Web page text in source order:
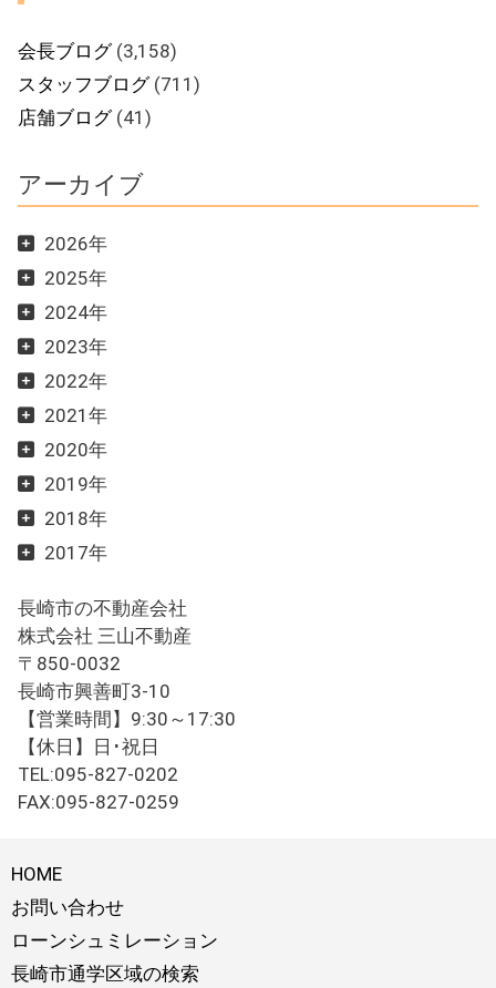
会長ブログ(3,158)
スタッフブログ(711)
店舗ブログ(41)
アーカイブ
2026年
2025年
2024年
2023年
2022年
2021年
2020年
2019年
2018年
2017年
長崎市の不動産会社
株式会社 三山不動産
〒850-0032
長崎市興善町3-10
【営業時間】9:30～17:30
【休日】日･祝日
TEL:095-827-0202
FAX:095-827-0259
HOME
お問い合わせ
ローンシュミレーション
長崎市通学区域の検索